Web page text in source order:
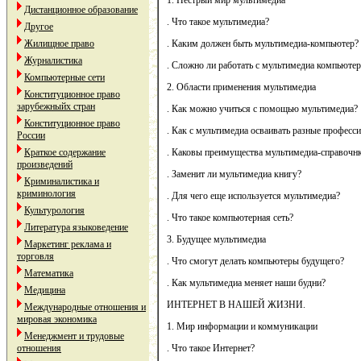
Дистанционное образование
Другое
Жилищное право
Журналистика
Компьютерные сети
Конституционное право
зарубежныйх стран
Конституционное право
России
Краткое содержание
произведений
Криминалистика и
криминология
Культурология
Литература языковедение
Маркетинг реклама и
торговля
Математика
Медицина
Международные отношения и
мировая экономика
Менеджмент и трудовые
отношения
. Что такое мультимедиа?
. Каким должен быть мультимедиа-компьютер?
. Сложно ли работать с мультимедиа
2. Области применения мультимедиа
. Как можно учиться с помощью мультимедиа?
. Как с мультимедиа осваивать разные
. Каковы преимущества мультимедиа-
. Заменит ли мультимедиа книгу?
. Для чего еще используется мультимедиа?
. Что такое компьютерная сеть?
3. Будущее мультимедиа
. Что смогут делать компьютеры будущего?
. Как мультимедиа меняет наши будни?
ИНТЕРНЕТ В НАШЕЙ ЖИЗНИ.
1. Мир информации и коммуникации
. Что такое Интернет?